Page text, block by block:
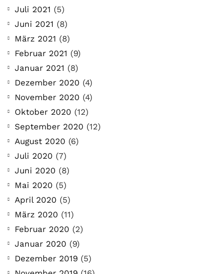
Juli 2021 (5)
Juni 2021 (8)
März 2021 (8)
Februar 2021 (9)
Januar 2021 (8)
Dezember 2020 (4)
November 2020 (4)
Oktober 2020 (12)
September 2020 (12)
August 2020 (6)
Juli 2020 (7)
Juni 2020 (8)
Mai 2020 (5)
April 2020 (5)
März 2020 (11)
Februar 2020 (2)
Januar 2020 (9)
Dezember 2019 (5)